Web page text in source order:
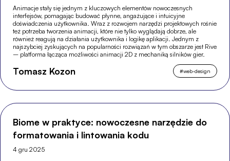
Animacje stały się jednym z kluczowych elementów nowoczesnych
interfejsów, pomagając budować płynne, angażujące i intuicyjne
doświadczenia użytkownika. Wraz z rozwojem narzędzi projektowych rośnie
też potrzeba tworzenia animacji, które nie tylko wyglądają dobrze, ale
również reagują na działania użytkownika i logikę aplikacji. Jednym z
najszybciej zyskujących na popularności rozwiązań w tym obszarze jest Rive
– platforma łącząca możliwości animacji 2D z mechaniką silników gier.
Tomasz Kozon #web-design
Biome w praktyce: nowoczesne narzędzie do
formatowania i lintowania kodu
4 gru 2025